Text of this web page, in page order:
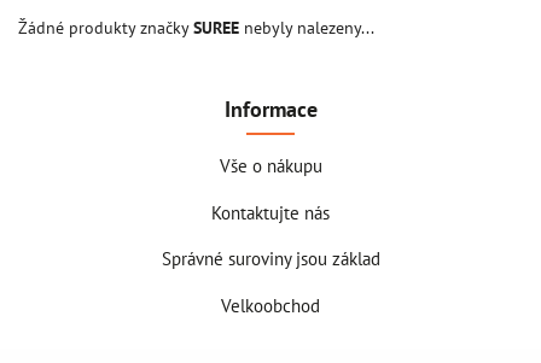
Žádné produkty značkySUREE nebyly nalezeny...
Informace
Vše o nákupu
Kontaktujte nás
Správné suroviny jsou základ
Velkoobchod